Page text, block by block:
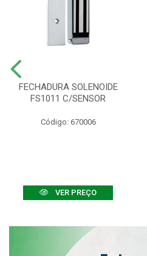
FECHADURA SOLENOIDE
FS1011 C/SENSOR
Código: 670006
VER PREÇO